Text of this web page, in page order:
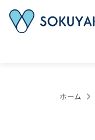
ホーム